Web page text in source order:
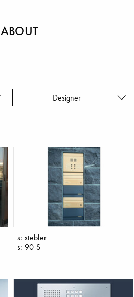
ABOUT
Designer
s: stebler
s: 90 S